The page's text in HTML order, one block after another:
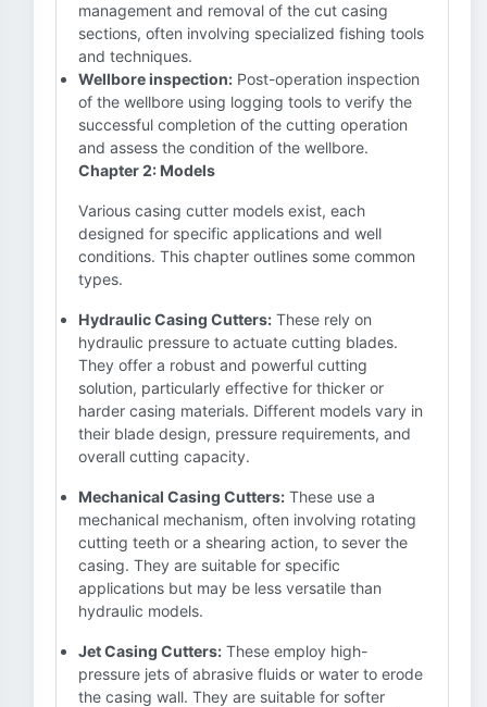
management and removal of the cut casing
sections, often involving specialized fishing tools
and techniques.
Wellbore inspection: Post-operation inspection
of the wellbore using logging tools to verify the
successful completion of the cutting operation
and assess the condition of the wellbore.
Chapter 2: Models
Various casing cutter models exist, each
designed for specific applications and well
conditions. This chapter outlines some common
types.
Hydraulic Casing Cutters: These rely on
hydraulic pressure to actuate cutting blades.
They offer a robust and powerful cutting
solution, particularly effective for thicker or
harder casing materials. Different models vary in
their blade design, pressure requirements, and
overall cutting capacity.
Mechanical Casing Cutters: These use a
mechanical mechanism, often involving rotating
cutting teeth or a shearing action, to sever the
casing. They are suitable for specific
applications but may be less versatile than
hydraulic models.
Jet Casing Cutters: These employ high-
pressure jets of abrasive fluids or water to erode
the casing wall. They are suitable for softer